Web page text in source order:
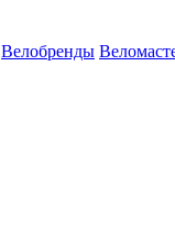
Велобренды